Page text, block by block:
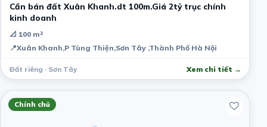
Cần bán đất Xuân Khanh.dt 100m.Giá 2tỷ trục chính
kinh doanh
📐 100 m²
📍Xuân Khanh,P Tùng Thiện,Sơn Tây ,Thành Phố Hà Nội
Đất riêng · Sơn Tây Xem chi tiết →
Chính chủ